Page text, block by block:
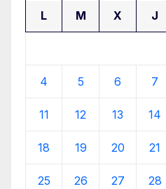
L M X J
4 5 6 7
11 12 13 14
18 19 20 21
25 26 27 28